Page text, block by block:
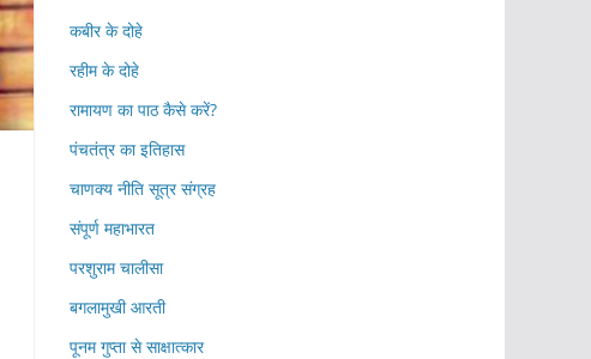
कबीर के दोहे
रहीम के दोहे
रामायण का पाठ कैसे करें?
पंचतंत्र का इतिहास
चाणक्य नीति सूत्र संग्रह
संपूर्ण महाभारत
परशुराम चालीसा
बगलामुखी आरती
पूनम गुप्ता से साक्षात्कार